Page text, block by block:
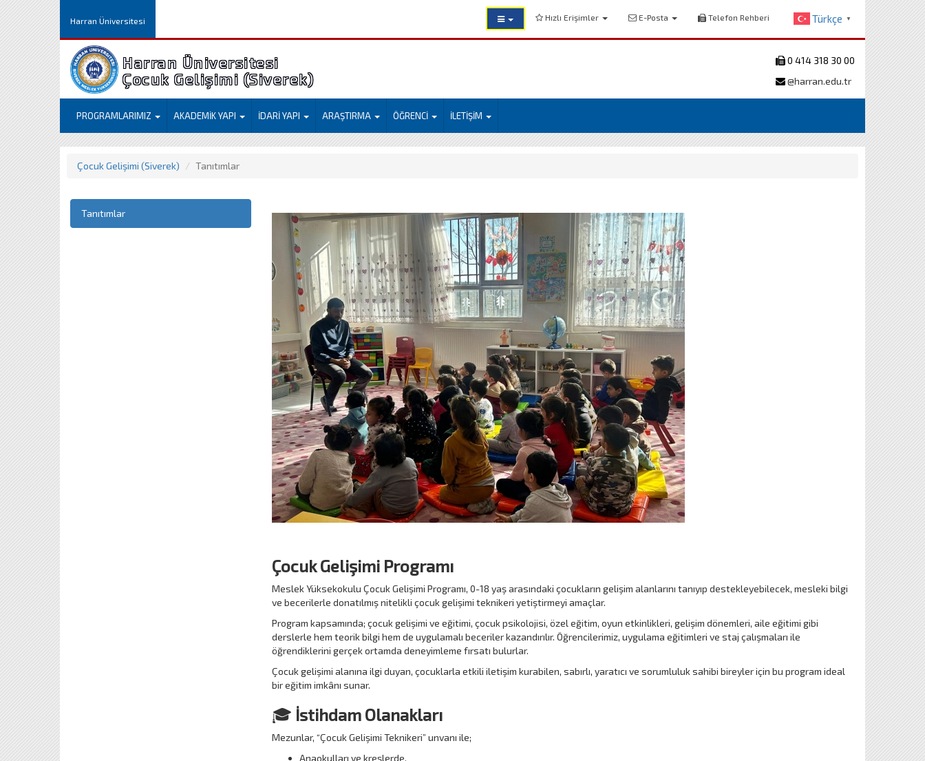
Harran Üniversitesi Hızlı Erişimler E-Posta Telefon Rehberi Türkçe ▼
Harran Üniversitesi
Çocuk Gelişimi (Siverek)
0 414 318 30 00
@harran.edu.tr
PROGRAMLARIMIZ AKADEMİK YAPI İDARİ YAPI ARAŞTIRMA ÖĞRENCİ İLETİŞİM
Çocuk Gelişimi (Siverek) Tanıtımlar
Tanıtımlar
Çocuk Gelişimi Programı
Meslek Yüksekokulu Çocuk Gelişimi Programı, 0-18 yaş arasındaki çocukların gelişim alanlarını tanıyıp destekleyebilecek, mesleki bilgi
ve becerilerle donatılmış nitelikli çocuk gelişimi teknikeri yetiştirmeyi amaçlar.
Program kapsamında; çocuk gelişimi ve eğitimi, çocuk psikolojisi, özel eğitim, oyun etkinlikleri, gelişim dönemleri, aile eğitimi gibi
derslerle hem teorik bilgi hem de uygulamalı beceriler kazandırılır. Öğrencilerimiz, uygulama eğitimleri ve staj çalışmaları ile
öğrendiklerini gerçek ortamda deneyimleme fırsatı bulurlar.
Çocuk gelişimi alanına ilgi duyan, çocuklarla etkili iletişim kurabilen, sabırlı, yaratıcı ve sorumluluk sahibi bireyler için bu program ideal
bir eğitim imkânı sunar.
🎓 İstihdam Olanakları
Mezunlar, “Çocuk Gelişimi Teknikeri” unvanı ile;
Anaokulları ve kreşlerde,